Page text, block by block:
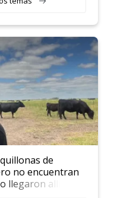
de
no encuentran
llegaron allí